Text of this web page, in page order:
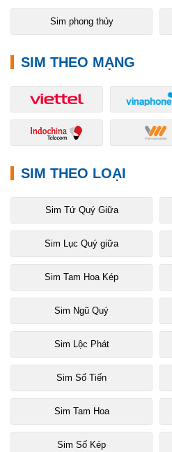
Sim phong thủy
SIM THEO MẠNG
SIM THEO LOẠI
Sim Tứ Quý Giữa
Sim Lục Quý giữa
Sim Tam Hoa Kép
Sim Ngũ Quý
Sim Lộc Phát
Sim Số Tiến
Sim Tam Hoa
Sim Số Kép